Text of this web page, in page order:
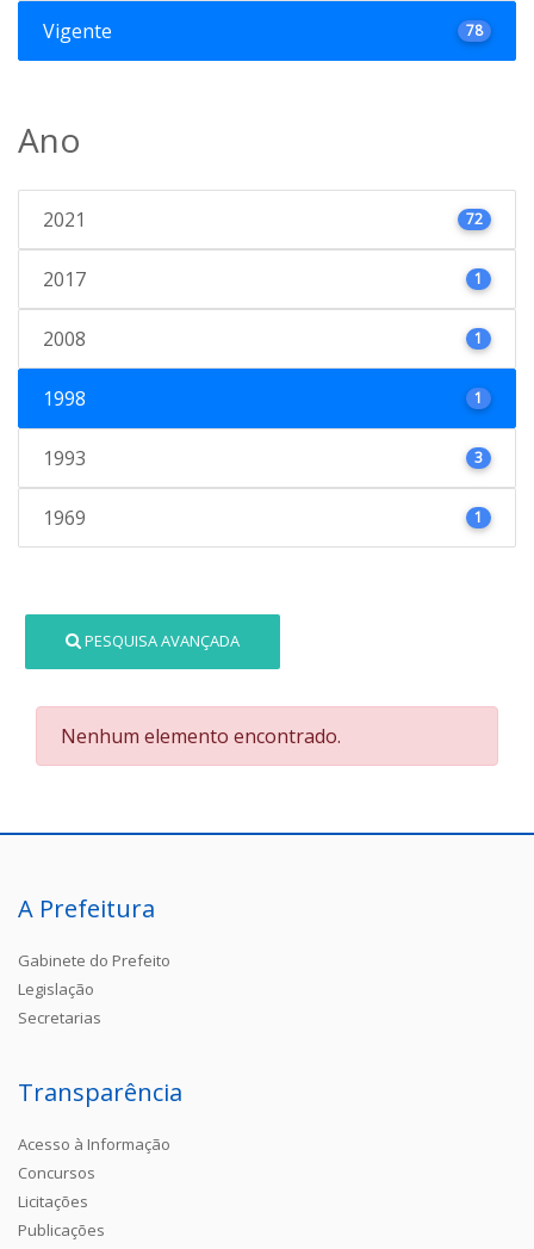
Vigente 78
Ano
2021 72
2017 1
2008 1
1998 1
1993 3
1969 1
PESQUISA AVANÇADA
Nenhum elemento encontrado.
A Prefeitura
Gabinete do Prefeito
Legislação
Secretarias
Transparência
Acesso à Informação
Concursos
Licitações
Publicações